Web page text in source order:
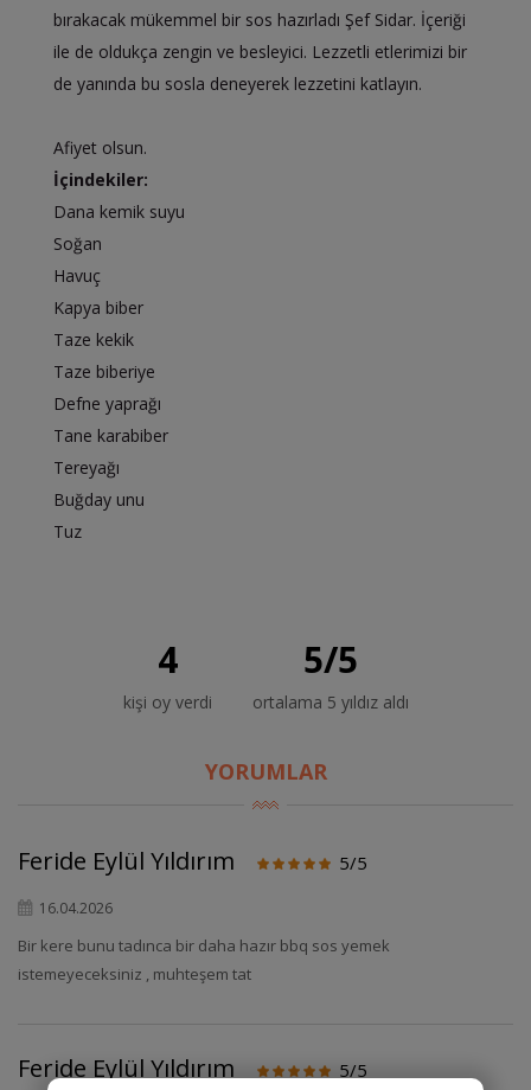
bırakacak mükemmel bir sos hazırladı Şef Sidar. İçeriği
ile de oldukça zengin ve besleyici. Lezzetli etlerimizi bir
de yanında bu sosla deneyerek lezzetini katlayın.
Afiyet olsun.
İçindekiler:
Dana kemik suyu
Soğan
Havuç
Kapya biber
Taze kekik
Taze biberiye
Defne yaprağı
Tane karabiber
Tereyağı
Buğday unu
Tuz
4
kişi oy verdi
5/5
ortalama 5 yıldız aldı
YORUMLAR
Feride Eylül Yıldırım 5/5
16.04.2026
Bir kere bunu tadınca bir daha hazır bbq sos yemek
istemeyeceksiniz , muhteşem tat
Feride Eylül Yıldırım 5/5